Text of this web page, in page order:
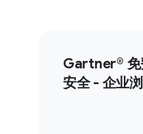
Gartner® 免
安全 - 企业